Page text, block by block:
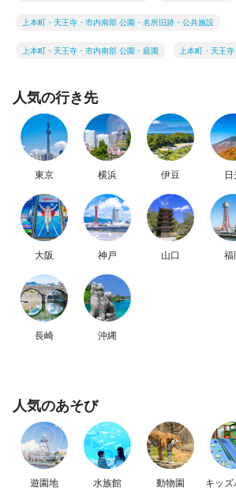
上本町・天王寺・市内南部 公園・名所旧跡・公共施設
上本町・天王寺・市内南部 公園・庭園 上本町・天王
人気の行き先
東京 横浜 伊豆
大阪 神戸 山口 福
長崎 沖縄
人気のあそび
遊園地 水族館 動物園 キッズ